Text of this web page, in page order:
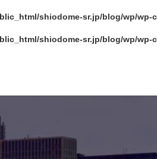
shiodome-sr.jp/blog/wp/
shiodome-sr.jp/blog/wp/